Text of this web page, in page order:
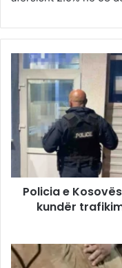
Policia e
kundër